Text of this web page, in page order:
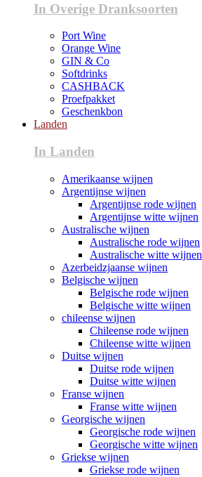
In Overige Dranksoorten
Port Wine
Orange Wine
GIN & Co
Softdrinks
CASHBACK
Proefpakket
Geschenkbon
Landen
In Landen
Amerikaanse wijnen
Argentijnse wijnen
Argentijnse rode wijnen
Argentijnse witte wijnen
Australische wijnen
Australische rode wijnen
Australische witte wijnen
Azerbeidzjaanse wijnen
Belgische wijnen
Belgische rode wijnen
Belgische witte wijnen
chileense wijnen
Chileense rode wijnen
Chileense witte wijnen
Duitse wijnen
Duitse rode wijnen
Duitse witte wijnen
Franse wijnen
Franse witte wijnen
Georgische wijnen
Georgische rode wijnen
Georgische witte wijnen
Griekse wijnen
Griekse rode wijnen